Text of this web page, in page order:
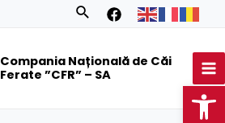
Search
Compania Națională de Căi
Ferate ”CFR” – SA